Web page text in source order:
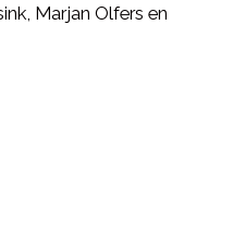
Marjan Olfers en